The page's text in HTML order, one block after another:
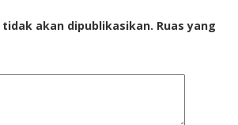
akan dipublikasikan. Ruas yang